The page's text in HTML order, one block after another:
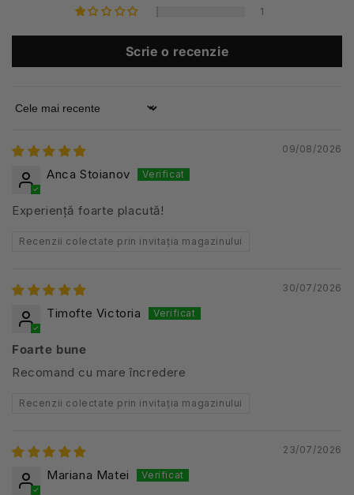
1
Scrie o recenzie
Sort by
09/08/2026
Anca Stoianov
Experiență foarte placută!
Recenzii colectate prin invitația magazinului
30/07/2026
Timofte Victoria
Foarte bune
Recomand cu mare încredere
Recenzii colectate prin invitația magazinului
23/07/2026
Mariana Matei